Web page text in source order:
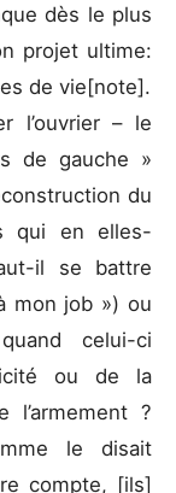
dès le plus
projet ultime:
de vie[note].
l’ouvrier – le
de gauche »
du
qui en elles-
il se battre
mon job ») ou
celui-ci
ou de la
l’armement ?
le disait
compte, [ils]